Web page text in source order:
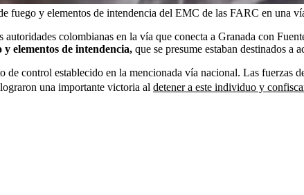
fuego y elementos de intendencia del EMC de las FARC en una
autoridades colombianas en la vía que conecta a Granada con
elementos de intendencia, que se presume estaban destinados a
de control establecido en la mencionada vía nacional. Las
una importante victoria al detener a este individuo y